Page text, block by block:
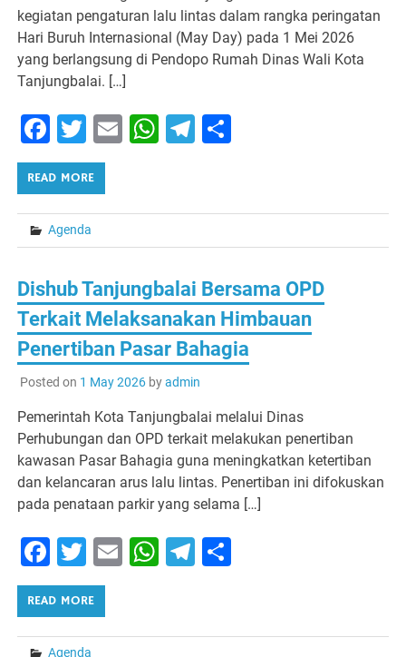
kegiatan pengaturan lalu lintas dalam rangka peringatan
Hari Buruh Internasional (May Day) pada 1 Mei 2026
yang berlangsung di Pendopo Rumah Dinas Wali Kota
Tanjungbalai. […]
Facebook
Twitter
EmailWhatsApp
Telegram
READ MORE
Agenda
Dishub Tanjungbalai Bersama OPD
Terkait Melaksanakan Himbauan
Penertiban Pasar Bahagia
Posted on 1 May 2026byadmin
Pemerintah Kota Tanjungbalai melalui Dinas
Perhubungan dan OPD terkait melakukan penertiban
kawasan Pasar Bahagia guna meningkatkan ketertiban
dan kelancaran arus lalu lintas. Penertiban ini difokuskan
pada penataan parkir yang selama […]
Facebook
Twitter
EmailWhatsApp
Telegram
READ MORE
Agenda